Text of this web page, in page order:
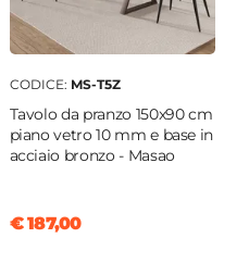
CODICE: MS-T5Z
Tavolo da pranzo 150x90 cm
piano vetro 10 mm e base in
acciaio bronzo - Masao
€ 187,00